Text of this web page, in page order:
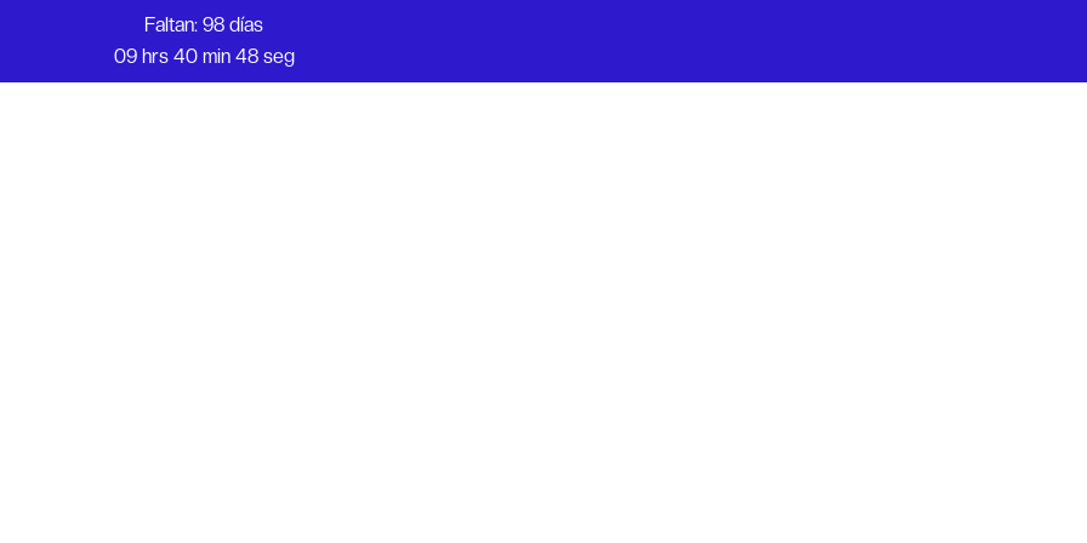
Faltan: 98 días
09 hrs 40 min 48 seg